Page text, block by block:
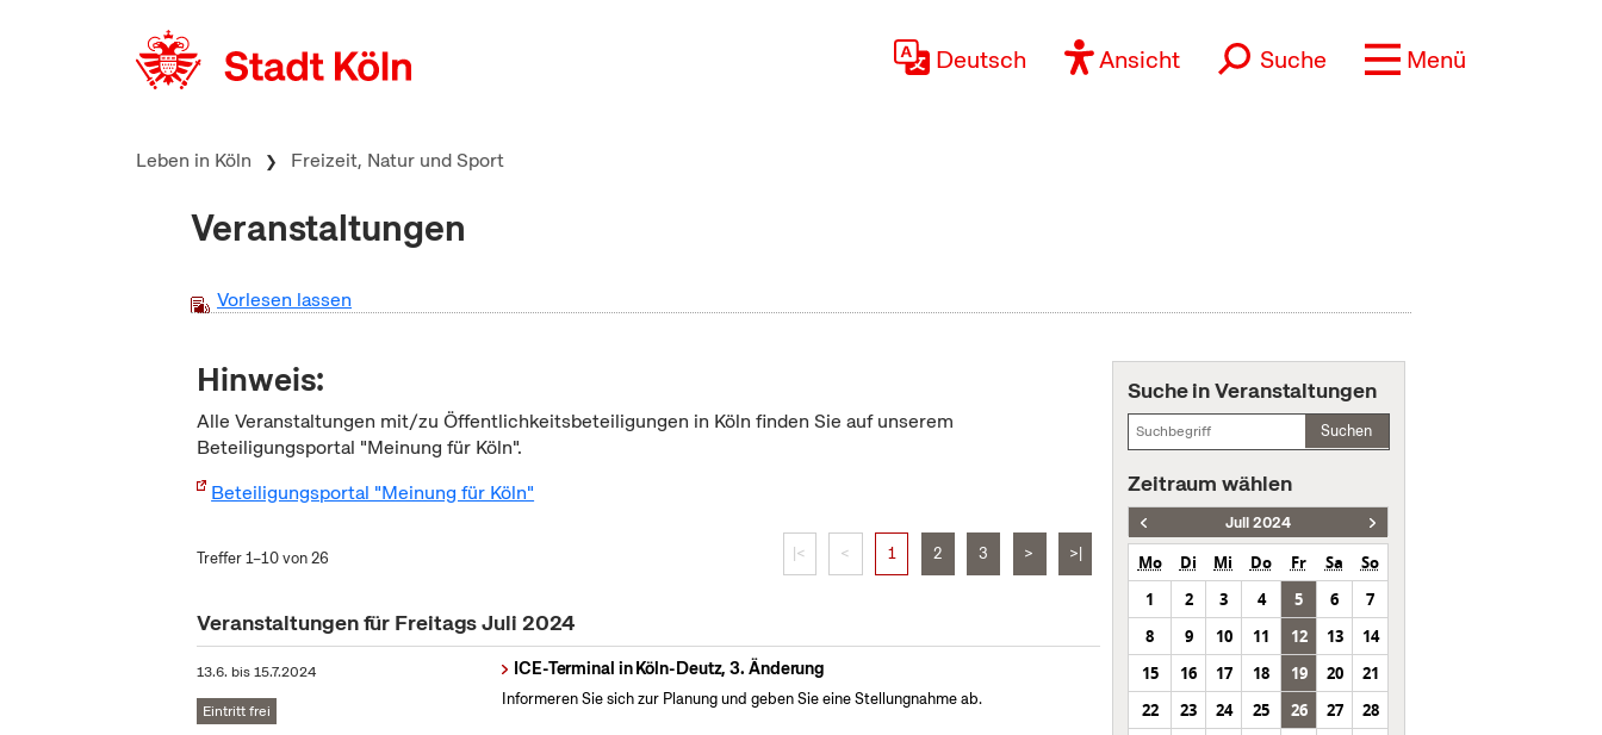
Deutsch Ansicht Suche Menü
Leben in Köln Freizeit, Natur und Sport
Veranstaltungen
Vorlesen lassen
Hinweis:
Alle Veranstaltungen mit/zu Öffentlichkeitsbeteiligungen in Köln finden Sie auf unserem
Beteiligungsportal "Meinung für Köln".
Beteiligungsportal "Meinung für Köln"
Treffer 1–10 von 26 |< < 1 2 3 > >|
Veranstaltungen für Freitags Juli 2024
13.6. bis15.7.2024
Eintritt frei
ICE-Terminal in Köln-Deutz, 3. Änderung
Informeren Sie sich zur Planung und geben Sie eine Stellungnahme ab.
Suche in Veranstaltungen
Suchen
Zeitraum wählen
Juli 2024
Mo Di Mi Do Fr Sa
So
1
2 3 4 5 6
7
8
9 10 11 12 13
14
15
16 17 18 19 20
21
22
23 24 25 26 27
28